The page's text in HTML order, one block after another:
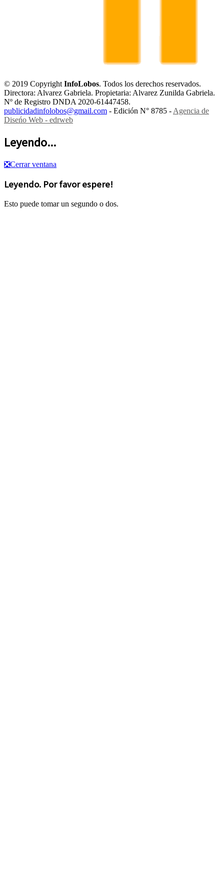
© 2019 CopyrightInfoLobos. Todos los derechos reservados.
Directora: Alvarez Gabriela. Propietaria: Alvarez Zunilda Gabriela.
Nº de Registro DNDA 2020-61447458.
publicidadinfolobos@gmail.com - Edición N° 8785 -Agencia de
Diseńo Web - edrweb
Leyendo...
❎Cerrar ventana
Leyendo. Por favor espere!
Esto puede tomar un segundo o dos.